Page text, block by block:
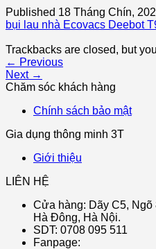
Published 18 Tháng Chín,
bụi lau nhà Ecovacs Deebot
Trackbacks are closed, but
← Previous
Next →
Chăm sóc khách hàng
Chính sách bảo mật
Gia dụng thông minh 3T
Giới thiệu
LIÊN HỆ
Cửa hàng: Dãy C5, Ngõ
Hà Đông, Hà Nội.
SDT: 0708 095 511
Fanpage: